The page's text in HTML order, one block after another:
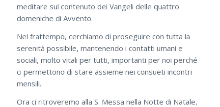
meditare sul contenuto dei Vangeli delle quattro
domeniche di Avvento.
Nel frattempo, cerchiamo di proseguire con tutta la
serenità possibile, mantenendo i contatti umani e
sociali, molto vitali per tutti, importanti per noi perché
ci permettono di stare assieme nei consueti incontri
mensili.
Ora ci ritroveremo alla S. Messa nella Notte di Natale,